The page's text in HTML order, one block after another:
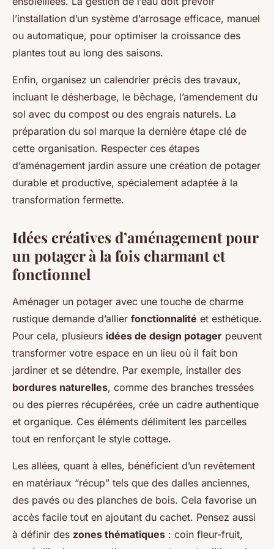
l’installation d’un système d’arrosage efficace, manuel
ou automatique, pour optimiser la croissance des
plantes tout au long des saisons.
Enfin, organisez un calendrier précis des travaux,
incluant le désherbage, le bêchage, l’amendement du
sol avec du compost ou des engrais naturels. La
préparation du sol marque la dernière étape clé de
cette organisation. Respecter ces étapes
d’aménagement jardin assure une création de potager
durable et productive, spécialement adaptée à la
transformation fermette.
Idées créatives d’aménagement pour
un potager à la fois charmant et
fonctionnel
Aménager un potager avec une touche de charme
rustique demande d’allier fonctionnalité et esthétique.
Pour cela, plusieurs idées de design potager peuvent
transformer votre espace en un lieu où il fait bon
jardiner et se détendre. Par exemple, installer des
bordures naturelles, comme des branches tressées
ou des pierres récupérées, crée un cadre authentique
et organique. Ces éléments délimitent les parcelles
tout en renforçant le style cottage.
Les allées, quant à elles, bénéficient d’un revêtement
en matériaux “récup” tels que des dalles anciennes,
des pavés ou des planches de bois. Cela favorise un
accès facile tout en ajoutant du cachet. Pensez aussi
à définir des zones thématiques : coin fleur-fruit,